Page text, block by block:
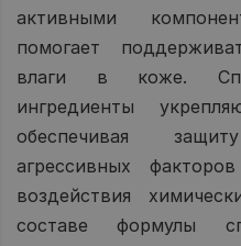
активными
помогает
влаги в коже.
ингредиенты
обеспечивая
агрессивных
воздействия
составе формулы